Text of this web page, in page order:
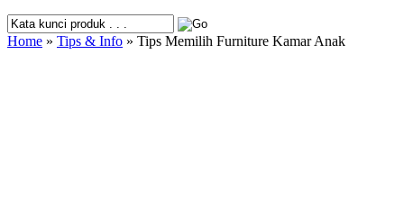
Home » Tips & Info » Tips Memilih Furniture Kamar Anak